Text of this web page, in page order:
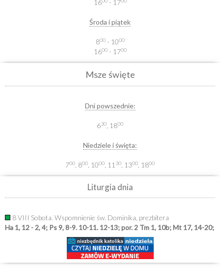
16 - 17
Środa i piątek
800- 1000
1600- 1700
Msze święte
Dni powszednie:
630 , 1800
Niedziele i święta:
700 , 800 , 1000 , 11 30 , 1300 , 1800
Liturgia dnia
8 VIII Sobota. Wspomnienie św. Dominika, prezbitera
Ha 1, 12 - 2, 4; Ps 9, 8-9. 10-11. 12-13; por. 2 Tm 1, 10b; Mt 17, 14-20;